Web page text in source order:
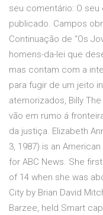
seu comentário: O
publicado. Campos
Continuação de “Os
homens-da-lei que
mas contam com a
para fugir de um jeito
atemorizados, Billy
vão em rumo á
da justiça. Elizabeth
3, 1987) is an
for ABC News. She
of 14 when she was
City by Brian David
Barzee, held Smart